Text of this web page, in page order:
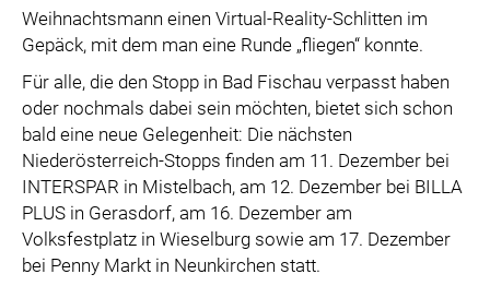
Weihnachtsmann einen Virtual-Reality-Schlitten im
Gepäck, mit dem man eine Runde „fliegen“ konnte.
Für alle, die den Stopp in Bad Fischau verpasst haben
oder nochmals dabei sein möchten, bietet sich schon
bald eine neue Gelegenheit: Die nächsten
Niederösterreich-Stopps finden am 11. Dezember bei
INTERSPAR in Mistelbach, am 12. Dezember bei BILLA
PLUS in Gerasdorf, am 16. Dezember am
Volksfestplatz in Wieselburg sowie am 17. Dezember
bei Penny Markt in Neunkirchen statt.